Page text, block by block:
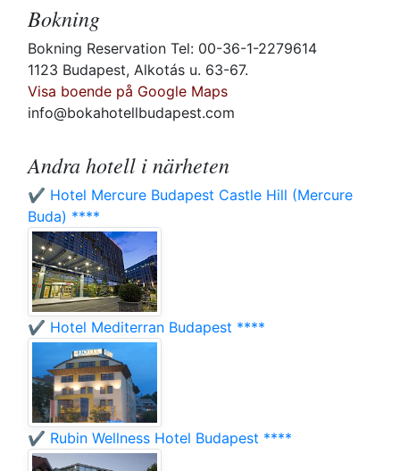
Bokning
Bokning Reservation Tel: 00-36-1-2279614
1123 Budapest, Alkotás u. 63-67.
Visa boende på Google Maps
info@bokahotellbudapest.com
Andra hotell i närheten
✔️ Hotel Mercure Budapest Castle Hill (Mercure
Buda) ****
✔️ Hotel Mediterran Budapest ****
✔️ Rubin Wellness Hotel Budapest ****